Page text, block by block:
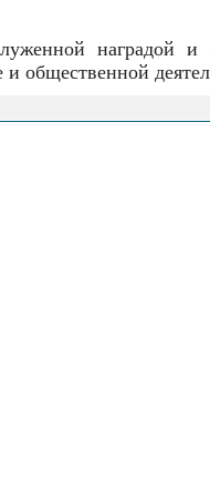
наградой и
общественной